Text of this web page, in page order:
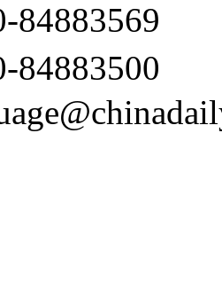
84883569
84883500